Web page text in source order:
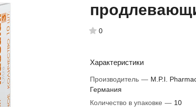
0
Характеристики
Производитель — M.P.I.
Германия
Количество в упаковке — 10